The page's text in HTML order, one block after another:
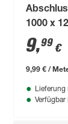
1000 x
9,99 €
9,99 € /
Lieferung
Verfügbar